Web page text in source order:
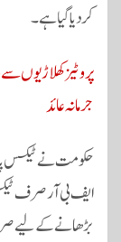
کردیا گیا ہے۔
پروٹیز کھلاڑیوں
جرمانہ عائد
حکومت نے ٹیکس
ایف بی آر صرف
بڑھانے کے لیے